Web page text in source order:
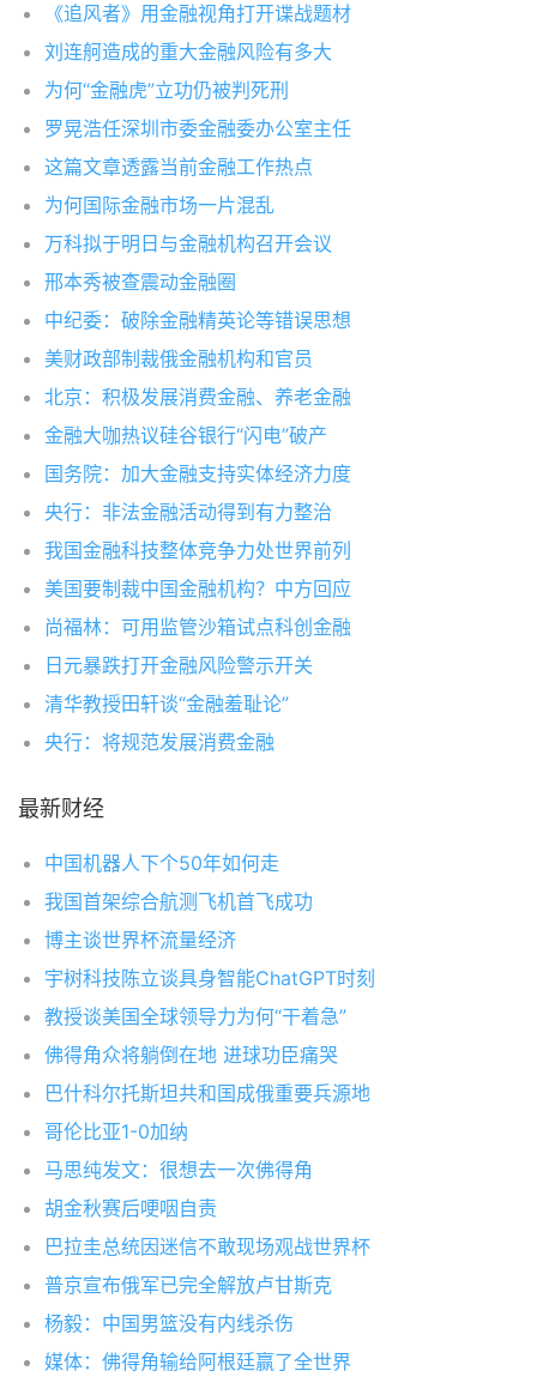
《追风者》用金融视角打开谍战题材
刘连舸造成的重大金融风险有多大
为何“金融虎”立功仍被判死刑
罗晃浩任深圳市委金融委办公室主任
这篇文章透露当前金融工作热点
为何国际金融市场一片混乱
万科拟于明日与金融机构召开会议
邢本秀被查震动金融圈
中纪委：破除金融精英论等错误思想
美财政部制裁俄金融机构和官员
北京：积极发展消费金融、养老金融
金融大咖热议硅谷银行“闪电”破产
国务院：加大金融支持实体经济力度
央行：非法金融活动得到有力整治
我国金融科技整体竞争力处世界前列
美国要制裁中国金融机构？中方回应
尚福林：可用监管沙箱试点科创金融
日元暴跌打开金融风险警示开关
清华教授田轩谈“金融羞耻论”
央行：将规范发展消费金融
最新财经
中国机器人下个50年如何走
我国首架综合航测飞机首飞成功
博主谈世界杯流量经济
宇树科技陈立谈具身智能ChatGPT时刻
教授谈美国全球领导力为何“干着急”
佛得角众将躺倒在地 进球功臣痛哭
巴什科尔托斯坦共和国成俄重要兵源地
哥伦比亚1-0加纳
马思纯发文：很想去一次佛得角
胡金秋赛后哽咽自责
巴拉圭总统因迷信不敢现场观战世界杯
普京宣布俄军已完全解放卢甘斯克
杨毅：中国男篮没有内线杀伤
媒体：佛得角输给阿根廷赢了全世界